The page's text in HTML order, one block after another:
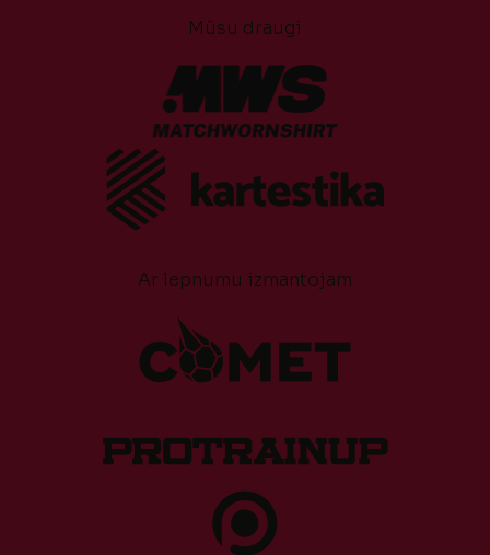
Mūsu draugi
Ar lepnumu izmantojam